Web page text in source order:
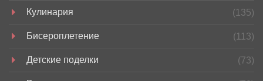
Кулинария (135)
Бисероплетение (113)
Детские поделки (73)